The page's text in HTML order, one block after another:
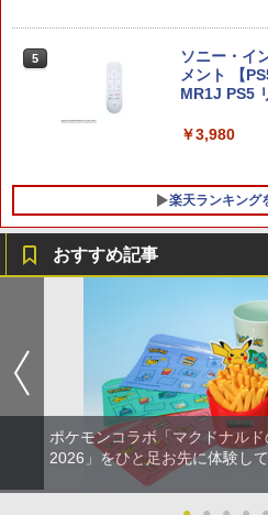
ルグルの竜
Switch2
￥6,300
5
ソニー・イ
メント 【
MR1J PS5
￥3,980
楽天ランキング
【中古美品
スターハン
分_C/ 15歳
-fuz 万代
￥2,000
HON ライ
【中古】ア
イ】／クリ
外アニメ・
￥574
【中古】【
ay Disc
おすすめ記事
ポケモンコラボ「マクドナル
2026」をひと足お先に体験し